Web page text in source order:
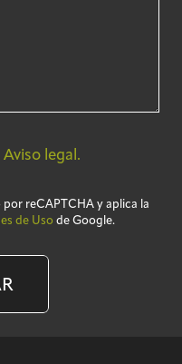
Aviso legal.
reCAPTCHA y aplica la
de Uso de Google.